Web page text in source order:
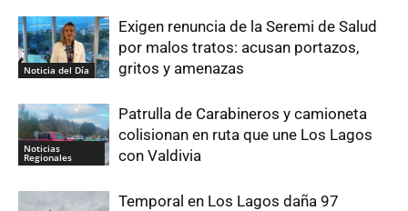
Noticia del Día
Exigen renuncia de la Seremi de Salud
por malos tratos: acusan portazos,
gritos y amenazas
Noticias
Regionales
Patrulla de Carabineros y camioneta
colisionan en ruta que une Los Lagos
con Valdivia
Temporal en Los Lagos daña 97